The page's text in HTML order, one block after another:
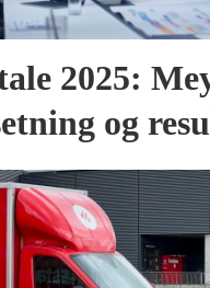
2025:
og